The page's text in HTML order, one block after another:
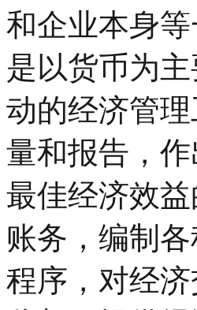
和企业本身
是以货币为
动的经济管
量和报告，
最佳经济效
账务，编制
程序，对经